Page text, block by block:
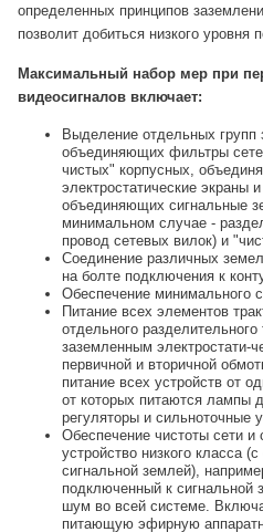
определенных принципов
позволит добиться низкого уровня
Максимальный набор мер при
видеосигналов включает:
Выделение отдельных групп
объединяющих фильтры
чистых" корпусных,
электростатические экраны
объединяющих сигнальные
минимальном случае -
провод сетевых вилок) и
Соединение различных
на болте подключения к
Обеспечение минимального
Питание всех элементов
отдельного
заземленным электростати-
первичной и вторичной
питание всех устройств от
от которых питаются лампы
регуляторы и сильноточные
Обеспечение чистоты сети и
устройство низкого класса
сигнальной землей),
подключенный к сигнальной
шум во всей системе.
питающую эфирную